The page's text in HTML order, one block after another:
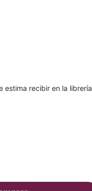
estima recibir en la librería